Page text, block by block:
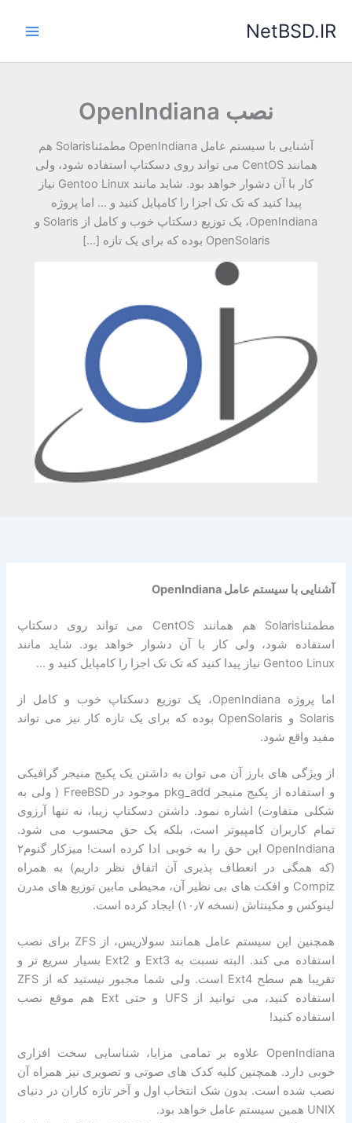
NetBSD.IR
نصب OpenIndiana
آشنایی با سیستم عامل OpenIndiana مطمئناSolaris هم
همانند CentOS می تواند روی دسکتاپ استفاده شود، ولی
کار با آن دشوار خواهد بود. شاید مانند Gentoo Linux نیاز
پیدا کنید که تک تک اجزا را کامپایل کنید و … اما پروژه
OpenIndiana، یک توزیع دسکتاپ خوب و کامل از Solaris و
OpenSolaris بوده که برای یک تازه […]
آشنایی با سیستم عامل OpenIndiana
مطمئناSolaris هم همانند CentOS می تواند روی دسکتاپ
استفاده شود، ولی کار با آن دشوار خواهد بود. شاید مانند
Gentoo Linux نیاز پیدا کنید که تک تک اجزا را کامپایل کنید و …
اما پروژه OpenIndiana، یک توزیع دسکتاپ خوب و کامل از
Solaris و OpenSolaris بوده که برای یک تازه کار نیز می تواند
مفید واقع شود.
از ویژگی های بارز آن می توان به داشتن یک پکیج منیجر گرافیکی
و استفاده از پکیج منیجر pkg_add موجود در FreeBSD ( ولی به
شکلی متفاوت) اشاره نمود. داشتن دسکتاپ زیبا، نه تنها آرزوی
تمام کاربران کامپیوتر است، بلکه یک حق محسوب می شود.
OpenIndiana این حق را به خوبی ادا کرده است! میزکار گنوم۲
(که همگی در انعطاف پذیری آن اتفاق نظر داریم) به همراه
Compiz و افکت های بی نظیر آن، محیطی مابین توزیع های مدرن
لینوکس و مکینتاش (نسخه ۱۰٫۷) ایجاد کرده است.
همچنین این سیستم عامل همانند سولاریس، از ZFS برای نصب
استفاده می کند. البته نسبت به Ext3 و Ext2 بسیار سریع تر و
تقریبا هم سطح Ext4 است. ولی شما مجبور نیستید که از ZFS
استفاده کنید، می توانید از UFS و حتی Ext هم موقع نصب
استفاده کنید!
OpenIndiana علاوه بر تمامی مزایا، شناسایی سخت افزاری
خوبی دارد. همچنین کلیه کدک های صوتی و تصویری نیز همراه آن
نصب شده است. بدون شک انتخاب اول و آخر تازه کاران در دنیای
UNIX همین سیستم عامل خواهد بود.